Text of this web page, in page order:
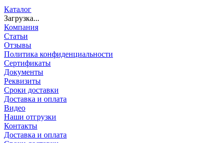
Каталог
Загрузка...
Компания
Статьи
Отзывы
Политика конфиденциальности
Сертификаты
Документы
Реквизиты
Сроки доставки
Доставка и оплата
Видео
Наши отгрузки
Контакты
Доставка и оплата